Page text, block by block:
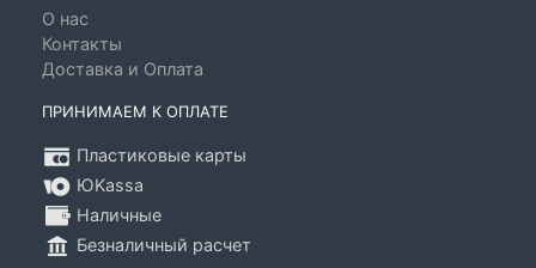
О нас
Контакты
Доставка и Оплата
ПРИНИМАЕМ К ОПЛАТЕ
Пластиковые карты
ЮKassa
Наличные
Безналичный расчет